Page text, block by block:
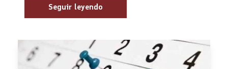
Seguir leyendo